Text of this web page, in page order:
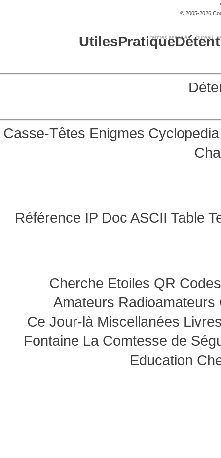
© 2005-2026
termes associés: bureau,
UtilesPratique
Casse-Têtes Enigmes
Référence IP Doc ASCII Table
Cherche Etoiles QR Codes
Amateurs Radioamateurs
Ce Jour-là Miscellanées
Fontaine La Comtesse de
Education